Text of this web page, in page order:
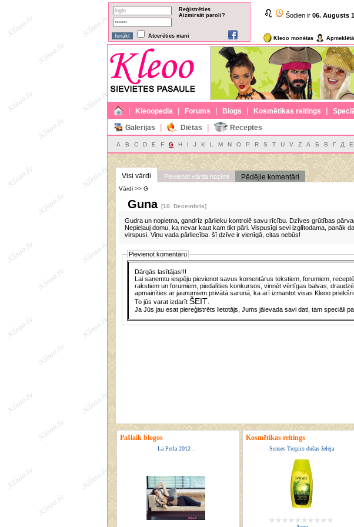
Reģistrēties
Aizmirsāt paroli?
Atcerēties mani
Šodien ir 06. Augusts
Kleoo monētas
| Kleoopedia | Forums | Blogs | Kosmētikas reitings |
Galerijas
| Diētas | Receptes
A B C D E F G H I J K L M N O P R S T U V Z А Б В Г Д Е
Visi vārdi Pievienot vārda nozīmi Pēdējie komentāri
Vārdi >> G
Guna [10. Decembris]
Gudra un nopietna, gandrīz pārlieku kontrolē savu rīcību. Dzīves grūtības
Nepieļauj domu, ka nevar kaut kam tikt pāri. Vispusīgi sevi izglītodama, panāk
virspusi. Viņu vada pārliecība: šī dzīve ir vienīgā, citas nebūs!
Pievienot komentāru
Dārgās lasītājas!!!
Lai saņemtu iespēju pievienot savus komentārus tekstiem, forumiem,
rakstiem un forumiem, piedalīties konkursos, vinnēt vērtīgas balvas,
apmainīties ar jaunumiem privātā sarunā, ka arī izmantot visas Kleoo
To jūs varat izdarītŠEIT
Ja Jūs jau esat piereģistrēts lietotājs, Jums jāievada savi dati, tam speciāli
Pašlaik blogos
La Perla 2012 .
Kosmētikas reitings
Senses Tropics dušas želeja